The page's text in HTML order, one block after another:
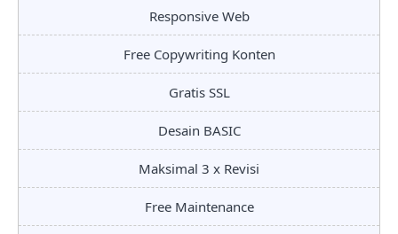
Responsive Web
Free Copywriting Konten
Gratis SSL
Desain BASIC
Maksimal 3 x Revisi
Free Maintenance